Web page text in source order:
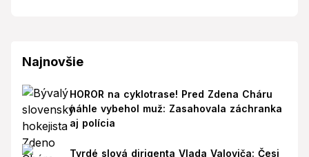
Najnovšie
HOROR na cyklotrase! Pred Zdena Cháru
náhle vybehol muž: Zasahovala záchranka
aj polícia
Tvrdé slová dirigenta Vlada Valoviča: Česi